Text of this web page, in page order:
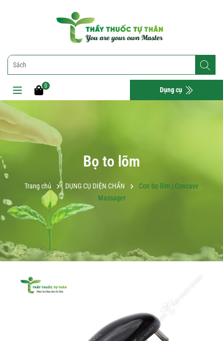
0 Dụng cụ
Bọ to lõm
Trang chủ DỤNG CỤ DIỆN CHẨN
Con bọ lõm | Concave
Massager